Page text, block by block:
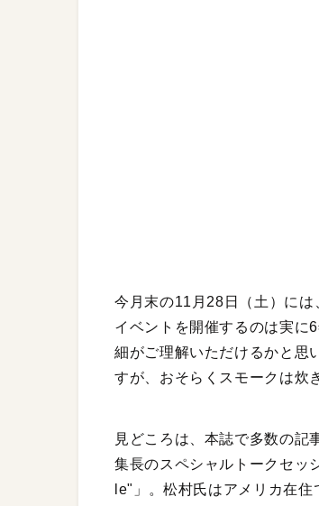
今月末の11月28日（土）に
イベントを開催するのは実に
細がご理解いただけるかと思
すが、おそらくスモークは炊
見どころは、本誌で多数の記
集長のスペシャルトークセッ
le"」。松村氏はアメリカ在